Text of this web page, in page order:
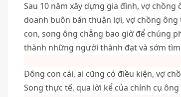
Sau 10 năm xây dựng gia đình, vợ
doanh buôn bán thuận lợi, vợ chồng
con, song ông chẳng bao giờ để chúng
thành những người thành đạt và sớm
Đông con cái, ai cũng có điều kiện, vợ
Song thực tế, qua lời kể của chính cụ